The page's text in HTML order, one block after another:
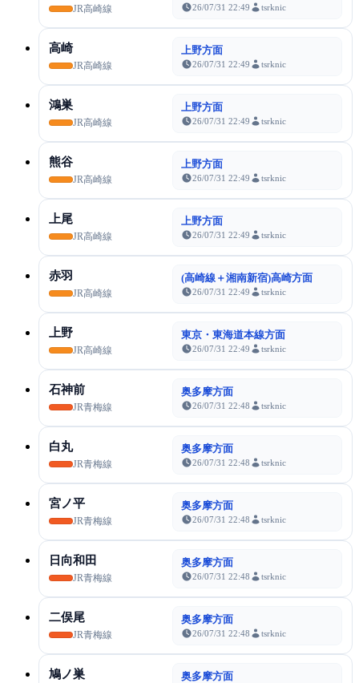
JR高崎線 26/07/31 22:49 tsrknic
高崎
JR高崎線
上野方面
26/07/31 22:49 tsrknic
鴻巣
JR高崎線
上野方面
26/07/31 22:49 tsrknic
熊谷
JR高崎線
上野方面
26/07/31 22:49 tsrknic
上尾
JR高崎線
上野方面
26/07/31 22:49 tsrknic
赤羽
JR高崎線
(高崎線＋湘南新宿)高崎方面
26/07/31 22:49 tsrknic
上野
JR高崎線
東京・東海道本線方面
26/07/31 22:49 tsrknic
石神前
JR青梅線
奥多摩方面
26/07/31 22:48 tsrknic
白丸
JR青梅線
奥多摩方面
26/07/31 22:48 tsrknic
宮ノ平
JR青梅線
奥多摩方面
26/07/31 22:48 tsrknic
日向和田
JR青梅線
奥多摩方面
26/07/31 22:48 tsrknic
二俣尾
JR青梅線
奥多摩方面
26/07/31 22:48 tsrknic
鳩ノ巣 奥多摩方面